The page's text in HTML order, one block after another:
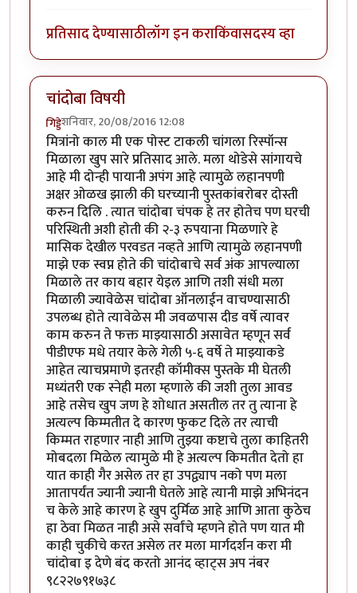
प्रतिसाद देण्यासाठीलॉग इन कराकिंवासदस्य व्हा
चांदोबा विषयी
गिड्डेशनिवार, 20/08/2016 12:08
मित्रांनो काल मी एक पोस्ट टाकली चांगला रिस्पॉन्स
मिळाला खुप सारे प्रतिसाद आले. मला थोडेसे सांगायचे
आहे मी दोन्ही पायानी अपंग आहे त्यामुळे लहानपणी
अक्षर ओळख झाली की घरच्यानी पुस्तकांबरोबर दोस्ती
करुन दिलि . त्यात चांदोबा चंपक हे तर होतेच पण घरची
परिस्थिती अशी होती की २-३ रुपयाना मिळणारे हे
मासिक देखील परवडत नव्हते आणि त्यामुळे लहानपणी
माझे एक स्वप्न होते की चांदोबाचे सर्व अंक आपल्याला
मिळाले तर काय बहार येइल आणि तशी संधी मला
मिळाली ज्यावेळेस चांदोबा ऑनलाईन वाचण्यासाठी
उपलब्ध होते त्यावेळेस मी जवळपास दीड वर्षे त्यावर
काम करुन ते फक्त माझ्यासाठी असावेत म्हणून सर्व
पीडीएफ मधे तयार केले गेली ५-६ वर्षे ते माझ्याकडे
आहेत त्याचप्रमाणे इतरही कॉमीक्स पुस्तके मी घेतली
मध्यंतरी एक स्नेही मला म्हणाले की जशी तुला आवड
आहे तसेच खुप जण हे शोधात असतील तर तु त्याना हे
अत्यल्प किम्मतीत दे कारण फुकट दिले तर त्याची
किम्मत राहणार नाही आणि तुझ्या कष्टाचे तुला काहितरी
मोबदला मिळेल त्यामुळे मी हे अत्यल्प किमतीत देतो हा
यात काही गैर असेल तर हा उपद्व्याप नको पण मला
आतापर्यंत ज्यानी ज्यानी घेतले आहे त्यानी माझे अभिनंदन
च केले आहे कारण हे खुप दुर्मिळ आहे आणि आता कुठेच
हा ठेवा मिळत नाही असे सर्वांचे म्हणने होते पण यात मी
काही चुकीचे करत असेल तर मला मार्गदर्शन करा मी
चांदोबा इ देणे बंद करतो आनंद व्हाट्स अप नंबर
९८२२७९१७३८